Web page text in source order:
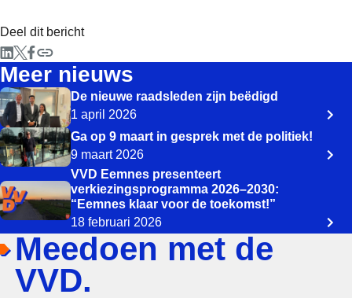
Deel dit bericht
Meer nieuws
De nieuwe raadsleden zijn beëdigd
1 april 2026
Ga op 9 maart in gesprek met de politiek!
9 maart 2026
VVD Eemnes presenteert
verkiezingsprogramma 2026–2030:
“Eemnes klaar voor de toekomst!”
18 februari 2026
Meedoen met de
VVD.